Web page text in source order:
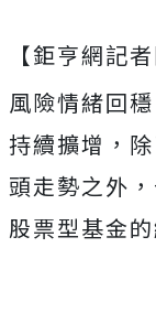
【鉅亨網記
風險情緒回
持續擴增，
頭走勢之外
股票型基金